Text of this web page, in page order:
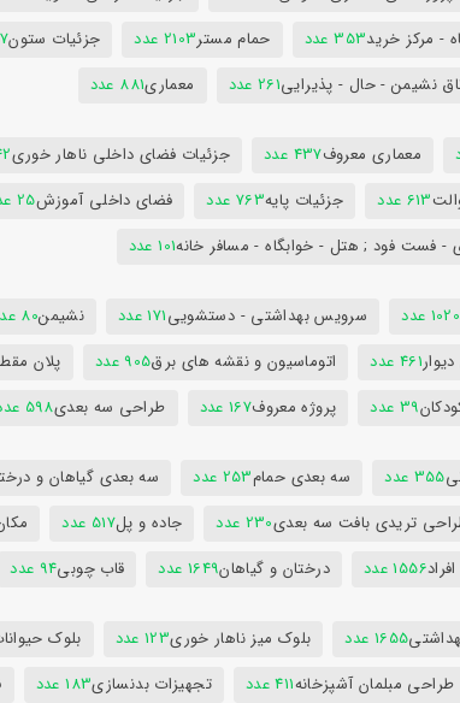
- مرکز خرید353 عدد حمام مستر2103 عدد جزئیات ستون
نشیمن - حال - پذیرایی261 عدد معماری881 عدد
معماری معروف437 عدد جزئیات فضای داخلی ناهار خوری
613 عدد جزئیات پایه763 عدد فضای داخلی آموزش25 عدد
- فست فود ; هتل - خوابگاه - مسافر خانه101 عدد
1020 عدد سرویس بهداشتی - دستشویی171 عدد نشیمن80 عدد
461 عدد اتوماسیون و نقشه های برق905 عدد پلان
39 عدد پروژه معروف167 عدد طراحی سه بعدی598 عدد
355 عدد سه بعدی حمام253 عدد سه بعدی گیاهان و
تریدی بافت سه بعدی230 عدد جاده و پل517 عدد
1556 عدد درختان و گیاهان1649 عدد قاب چوبی94 عدد
1655 عدد بلوک میز ناهار خوری123 عدد بلوک
طراحی مبلمان آشپزخانه411 عدد تجهیزات بدنسازی183 عدد